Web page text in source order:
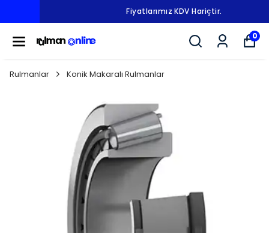
Fiyatlarımız KDV Hariçtir.
0
Rulmanlar Konik Makaralı Rulmanlar